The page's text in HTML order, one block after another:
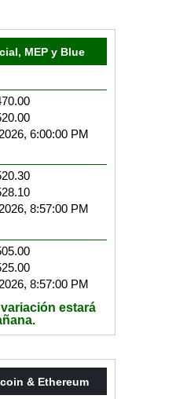
MEP y Blue
6:00:00 PM
8:57:00 PM
8:57:00 PM
estará
& Ethereum